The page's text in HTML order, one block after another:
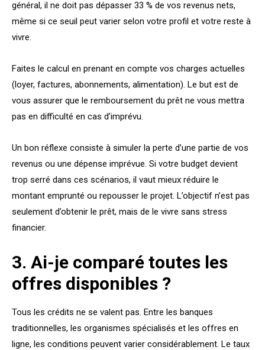
général, il ne doit pas dépasser 33 % de vos revenus nets,
même si ce seuil peut varier selon votre profil et votre reste à
vivre.
Faites le calcul en prenant en compte vos charges actuelles
(loyer, factures, abonnements, alimentation). Le but est de
vous assurer que le remboursement du prêt ne vous mettra
pas en difficulté en cas d’imprévu.
Un bon réflexe consiste à simuler la perte d’une partie de vos
revenus ou une dépense imprévue. Si votre budget devient
trop serré dans ces scénarios, il vaut mieux réduire le
montant emprunté ou repousser le projet. L’objectif n’est pas
seulement d’obtenir le prêt, mais de le vivre sans stress
financier.
3. Ai-je comparé toutes les
offres disponibles ?
Tous les crédits ne se valent pas. Entre les banques
traditionnelles, les organismes spécialisés et les offres en
ligne, les conditions peuvent varier considérablement. Le taux